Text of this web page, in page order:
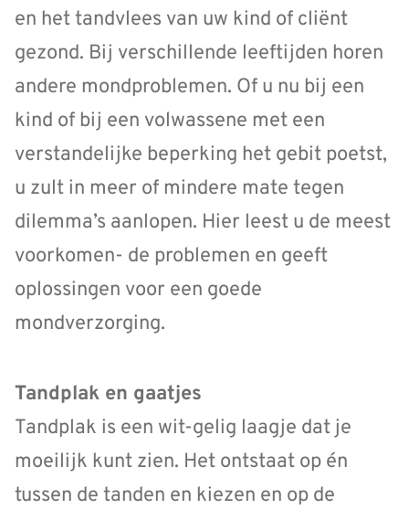
en het tandvlees van uw kind of cliënt
gezond. Bij verschillende leeftijden horen
andere mondproblemen. Of u nu bij een
kind of bij een volwassene met een
verstandelijke beperking het gebit poetst,
u zult in meer of mindere mate tegen
dilemma’s aanlopen. Hier leest u de meest
voorkomen- de problemen en geeft
oplossingen voor een goede
mondverzorging.
Tandplak en gaatjes
Tandplak is een wit-gelig laagje dat je
moeilijk kunt zien. Het ontstaat op én
tussen de tanden en kiezen en op de